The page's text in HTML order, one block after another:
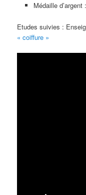
Médaille d’argent :
Etudes suivies :
« coiffure »